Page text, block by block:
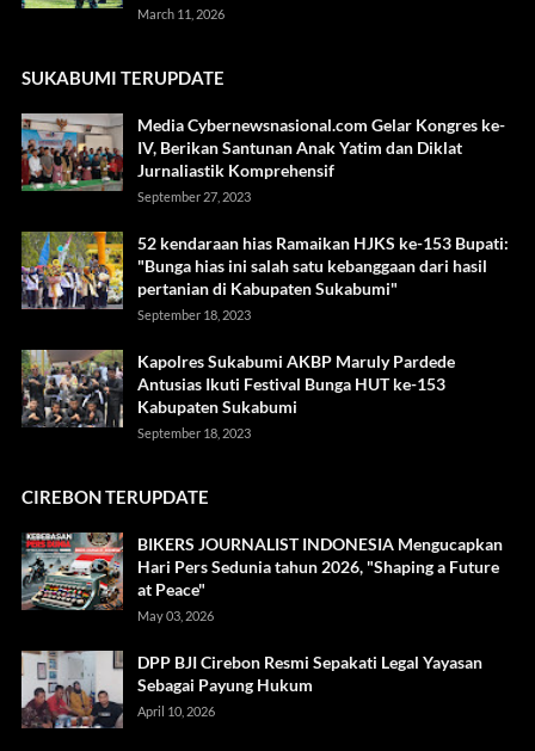
March 11, 2026
SUKABUMI TERUPDATE
Media Cybernewsnasional.com Gelar Kongres ke-
IV, Berikan Santunan Anak Yatim dan Diklat
Jurnaliastik Komprehensif
September 27, 2023
52 kendaraan hias Ramaikan HJKS ke-153 Bupati:
"Bunga hias ini salah satu kebanggaan dari hasil
pertanian di Kabupaten Sukabumi"
September 18, 2023
Kapolres Sukabumi AKBP Maruly Pardede
Antusias Ikuti Festival Bunga HUT ke-153
Kabupaten Sukabumi
September 18, 2023
CIREBON TERUPDATE
BIKERS JOURNALIST INDONESIA Mengucapkan
Hari Pers Sedunia tahun 2026, "Shaping a Future
at Peace"
May 03, 2026
DPP BJI Cirebon Resmi Sepakati Legal Yayasan
Sebagai Payung Hukum
April 10, 2026